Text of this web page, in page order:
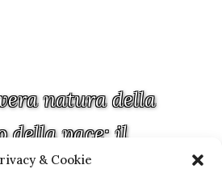
& Cookie
natura della
della pace; il
da ogni